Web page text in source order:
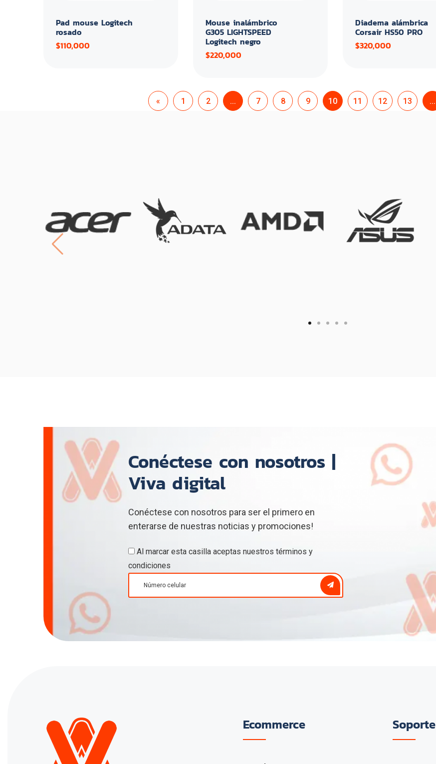
Pad mouse Logitech
rosado
$110,000
Mouse inalámbrico
G305 LIGHTSPEED
Logitech negro
$220,000
Diadema alámbrica
Corsair HS50 PRO
$320,000
« 1 2 ... 7 8 9 10 11 12 13 ...
Conéctese con nosotros |
Viva digital
Conéctese con nosotros para ser el primero en
enterarse de nuestras noticias y promociones!
Al marcar esta casilla aceptas nuestros términos y
condiciones
Ecommerce Soporte